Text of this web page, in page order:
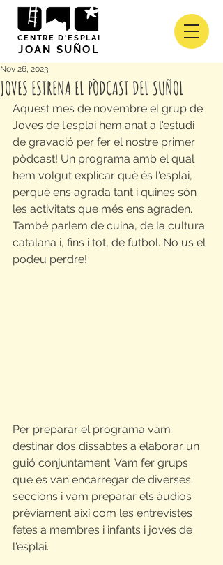
CENTRE D'ESPLAI
JOAN SUÑOL
JOVES ESTRENA EL PÒDCAST DEL SUÑOL
Nov 26, 2023
Aquest mes de novembre el grup de
Joves de l'esplai hem anat a l'estudi
de gravació per fer el nostre primer
pòdcast! Un programa amb el qual
hem volgut explicar què és l'esplai,
perquè ens agrada tant i quines són
les activitats que més ens agraden.
També parlem de cuina, de la cultura
catalana i, fins i tot, de futbol. No us el
podeu perdre!
Per preparar el programa vam
destinar dos dissabtes a elaborar un
guió conjuntament. Vam fer grups
que es van encarregar de diverses
seccions i vam preparar els àudios
prèviament així com les entrevistes
fetes a membres i infants i joves de
l'esplai.